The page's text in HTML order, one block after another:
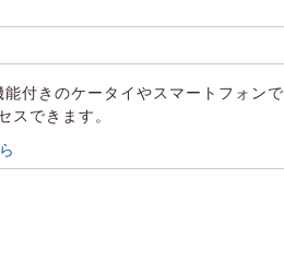
付きのケータイやスマートフォンで
スできます。